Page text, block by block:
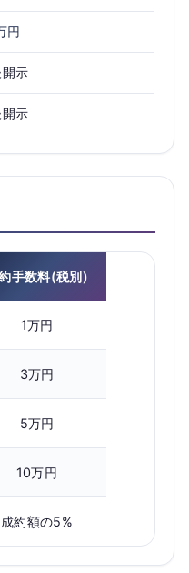
円
示
示
手数料(税別)
1万円
3万円
5万円
10万円
成約額の5%